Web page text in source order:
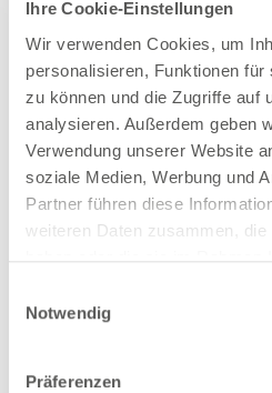
Ihre Cookie-Einstellungen
Wir verwenden Cookies, um
personalisieren, Funktionen
zu können und die Zugriffe auf
analysieren. Außerdem geben
Verwendung unserer Website
soziale Medien, Werbung und
Partner führen diese
weiteren Daten zusammen,
Einstellungen zu den Cookies
Notwendig
Präferenzen
Woolworth –
Stengelstraße 18
66117 Saarbrücken
Entfernung
0.67 km
Sa.10:00 - 16:30 Uhr
Hinweis